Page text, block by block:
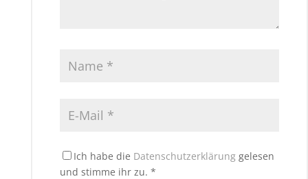
Ich habe die Datenschutzerklärunggelesen
und stimme ihr zu. *